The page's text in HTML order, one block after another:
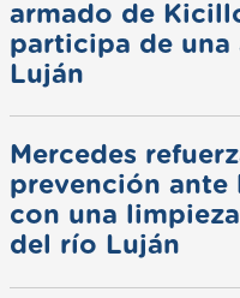
armado de
participa de una
Luján
Mercedes
prevención ante
con una
del río Luján